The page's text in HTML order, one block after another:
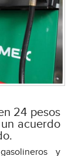
24 pesos
acuerdo
y